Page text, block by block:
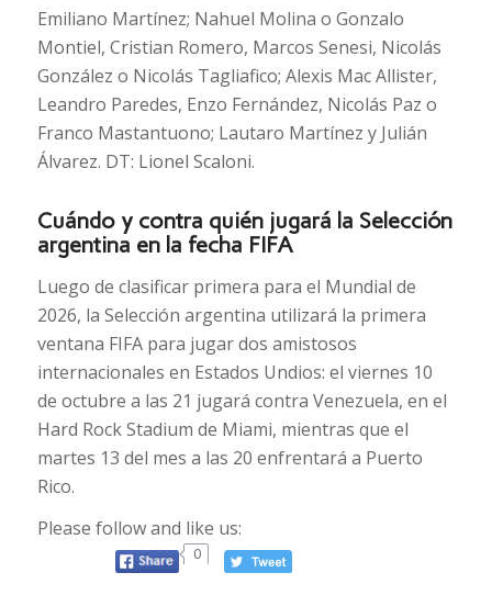
Emiliano Martínez; Nahuel Molina o Gonzalo
Montiel, Cristian Romero, Marcos Senesi, Nicolás
González o Nicolás Tagliafico; Alexis Mac Allister,
Leandro Paredes, Enzo Fernández, Nicolás Paz o
Franco Mastantuono; Lautaro Martínez y Julián
Álvarez. DT: Lionel Scaloni.
Cuándo y contra quién jugará la Selección
argentina en la fecha FIFA
Luego de clasificar primera para el Mundial de
2026, la Selección argentina utilizará la primera
ventana FIFA para jugar dos amistosos
internacionales en Estados Undios: el viernes 10
de octubre a las 21 jugará contra Venezuela, en el
Hard Rock Stadium de Miami, mientras que el
martes 13 del mes a las 20 enfrentará a Puerto
Rico.
Please follow and like us:
0